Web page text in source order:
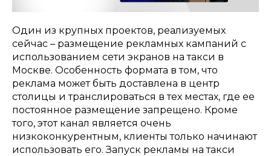
Один из крупных проектов, реализуемых
сейчас – размещение рекламных кампаний с
использованием сети экранов на такси в
Москве. Особенность формата в том, что
реклама может быть доставлена в центр
столицы и транслироваться в тех местах, где ее
постоянное размещение запрещено. Кроме
того, этот канал является очень
низкоконкурентным, клиенты только начинают
использовать его. Запуск рекламы на такси